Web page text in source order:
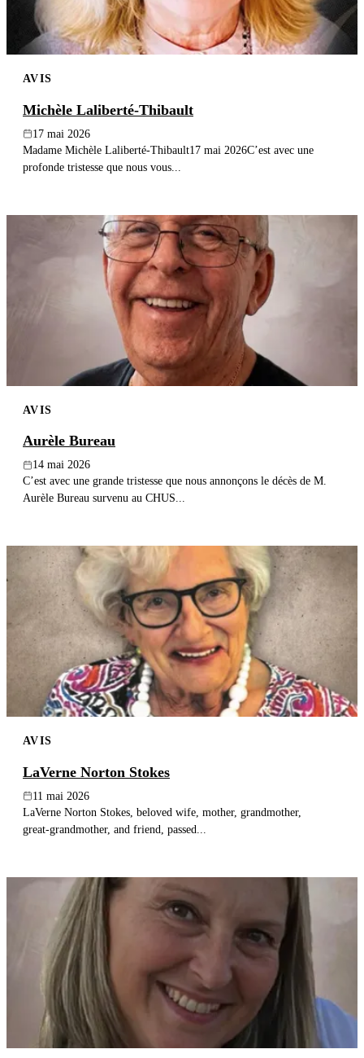
AVIS
Michèle Laliberté-Thibault
17 mai 2026
Madame Michèle Laliberté-Thibault17 mai 2026C’est avec une
profonde tristesse que nous vous...
AVIS
Aurèle Bureau
14 mai 2026
C’est avec une grande tristesse que nous annonçons le décès de M.
Aurèle Bureau survenu au CHUS...
AVIS
LaVerne Norton Stokes
11 mai 2026
LaVerne Norton Stokes, beloved wife, mother, grandmother,
great‑grandmother, and friend, passed...